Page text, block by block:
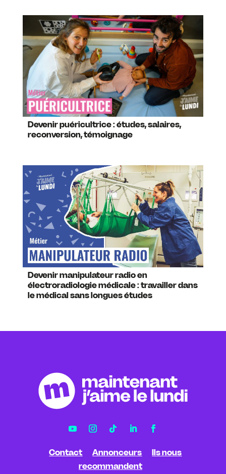
Devenir puéricultrice : études, salaires,
reconversion, témoignage
Devenir manipulateur radio en
électroradiologie médicale : travailler dans
le médical sans longues études
Contact Annonceurs
Ils nous
recommandent